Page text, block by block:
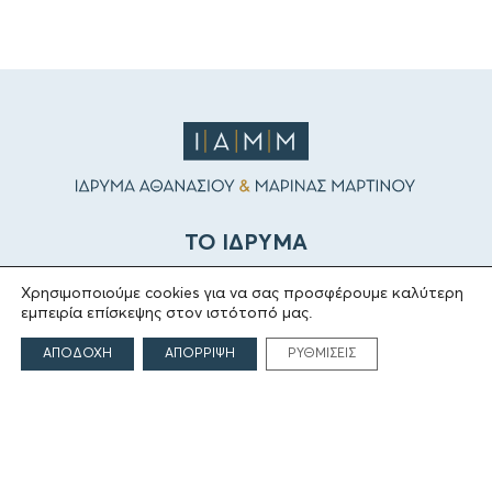
ΤΟ ΙΔΡΥΜΑ
Ιδρυτές
Οι Άνθρωποι του Ιδρύματος
ΑΙΓΕΑΣ ΑΜΚΕ
Χρησιμοποιούμε cookies για να σας προσφέρουμε καλύτερη
εμπειρία επίσκεψης στον ιστότοπό μας.
ΑΠΟΔΟΧΗ ΑΠΟΡΡΙΨΗ ΡΥΘΜΙΣΕΙΣ